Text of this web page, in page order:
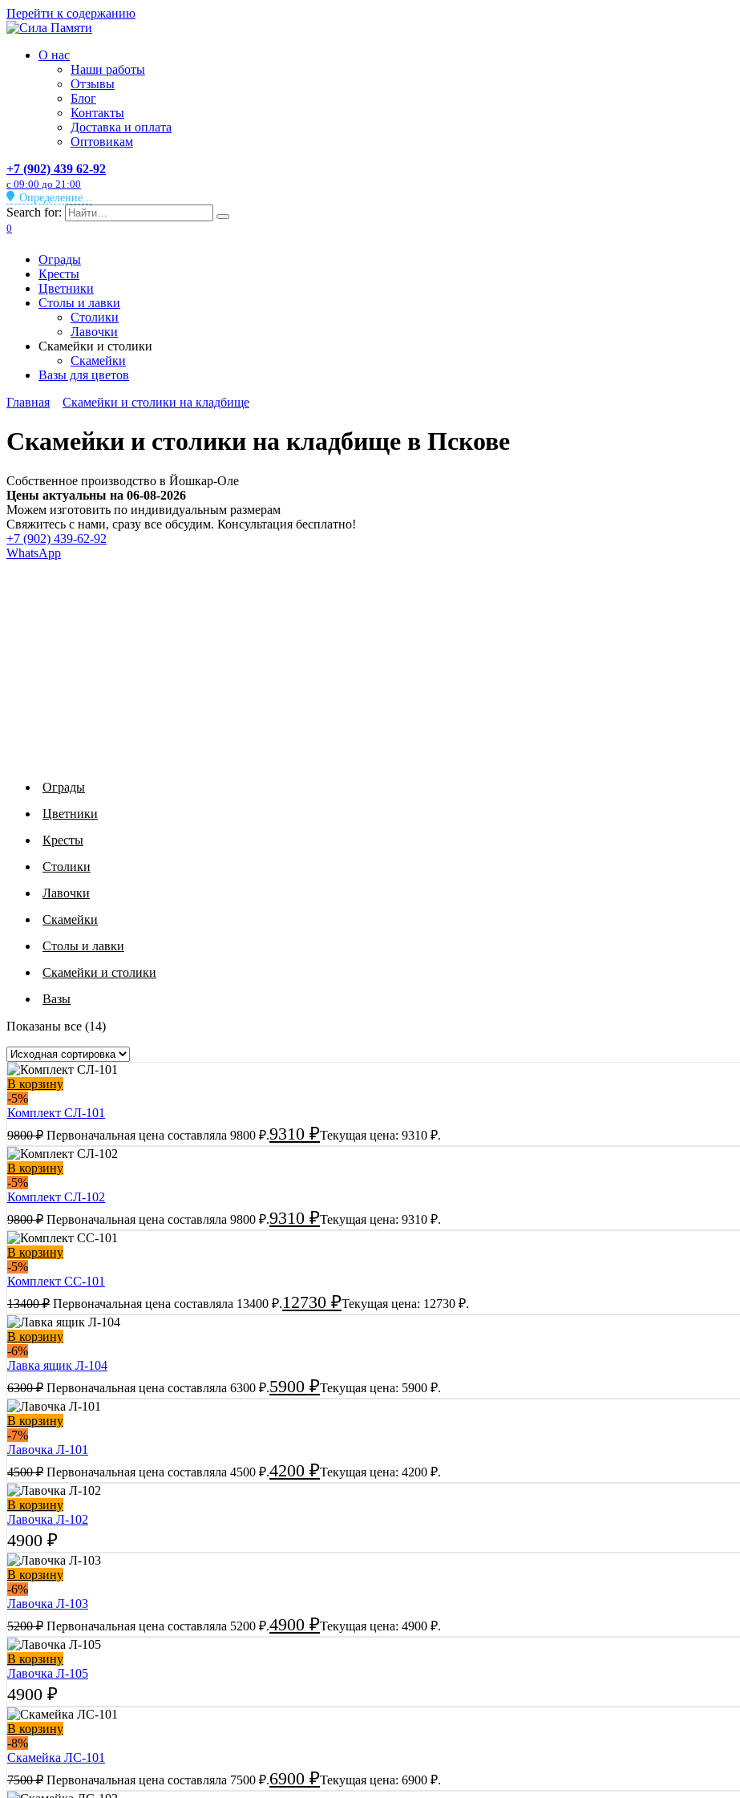
Перейти к содержанию
О нас
Наши работы
Отзывы
Блог
Контакты
Доставка и оплата
Оптовикам
+7 (902) 439 62-92
с 09:00 до 21:00
Определение...
Search for:
0
Ограды
Кресты
Цветники
Столы и лавки
Столики
Лавочки
Скамейки и столики
Скамейки
Вазы для цветов
Главная
Скамейки и столики на кладбище
Скамейки и столики на кладбище в Пскове
Собственное производство в Йошкар-Оле
Цены актуальны на 06-08-2026
Можем изготовить по индивидуальным размерам
Cвяжитесь с нами, сразу все обсудим. Консультация бесплатно!
+7 (902) 439-62-92
WhatsApp
Ограды
Цветники
Кресты
Столики
Лавочки
Скамейки
Столы и лавки
Скамейки и столики
Вазы
Показаны все (14)
В корзину
-5%
Комплект СЛ-101
9800₽ Первоначальная цена составляла 9800 ₽.9310 ₽Текущая цена: 9310 ₽.
В корзину
-5%
Комплект СЛ-102
9800₽ Первоначальная цена составляла 9800 ₽.9310 ₽Текущая цена: 9310 ₽.
В корзину
-5%
Комплект СС-101
13400₽ Первоначальная цена составляла 13400 ₽.12730 ₽Текущая цена: 12730 ₽.
В корзину
-6%
Лавка ящик Л-104
6300₽ Первоначальная цена составляла 6300 ₽.5900 ₽Текущая цена: 5900 ₽.
В корзину
-7%
Лавочка Л-101
4500₽ Первоначальная цена составляла 4500 ₽.4200 ₽Текущая цена: 4200 ₽.
В корзину
Лавочка Л-102
4900 ₽
В корзину
-6%
Лавочка Л-103
5200₽ Первоначальная цена составляла 5200 ₽.4900 ₽Текущая цена: 4900 ₽.
В корзину
Лавочка Л-105
4900 ₽
В корзину
-8%
Скамейка ЛС-101
7500₽ Первоначальная цена составляла 7500 ₽.6900 ₽Текущая цена: 6900 ₽.